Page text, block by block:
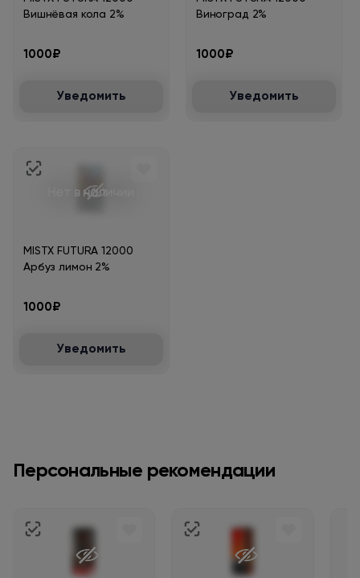
Вишнёвая кола 2%
1000₽
Уведомить
Виноград 2%
1000₽
Уведомить
Нет в наличии
MISTX FUTURA 12000
Арбуз лимон 2%
1000₽
Уведомить
Персональные рекомендации